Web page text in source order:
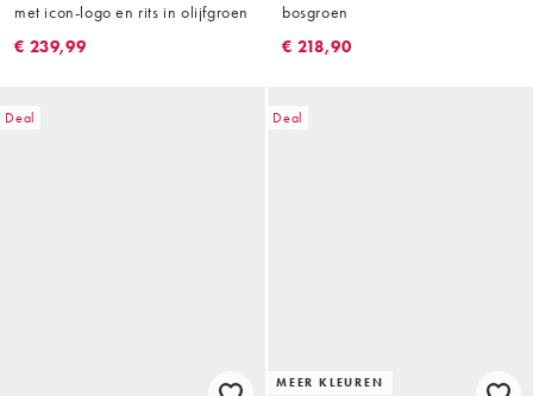
met icon-logo en rits in olijfgroen
€ 239,99
bosgroen
€ 218,90
Deal Deal
MEER KLEUREN